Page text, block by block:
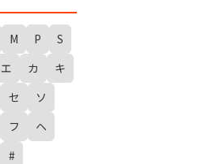
M P
S
エ カ
キ
セ
ソ
フ
ヘ
#